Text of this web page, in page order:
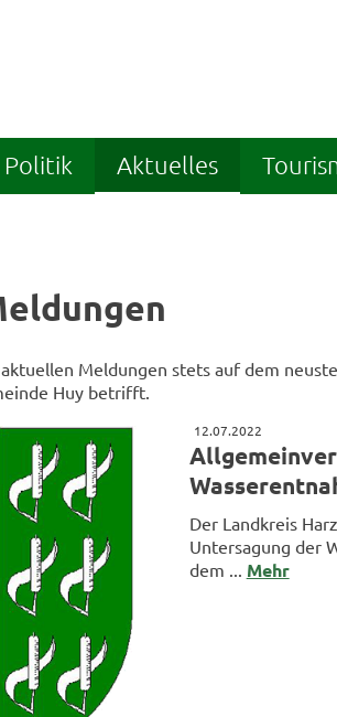
Politik Aktuelles
Meldungen stets auf dem
Huy betrifft.
12.07.2022
Der Landkreis
Untersagung der
dem ... Mehr